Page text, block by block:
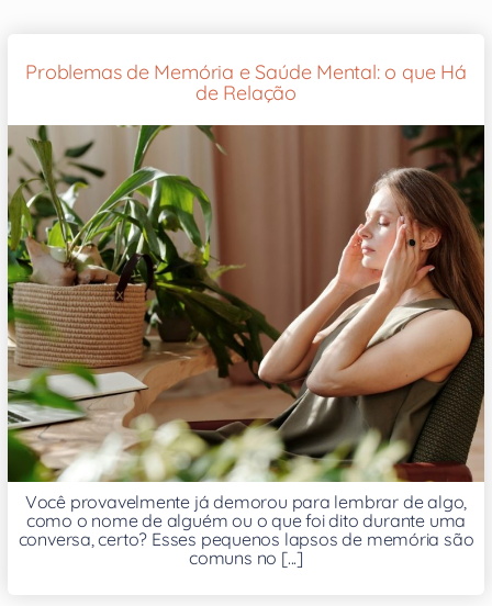
Problemas de Memória e Saúde Mental: o que Há
de Relação
Você provavelmente já demorou para lembrar de algo,
como o nome de alguém ou o que foi dito durante uma
conversa, certo? Esses pequenos lapsos de memória são
comuns no [...]